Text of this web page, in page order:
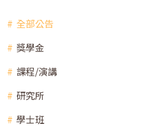
全部公告
獎學金
課程/演講
研究所
學士班